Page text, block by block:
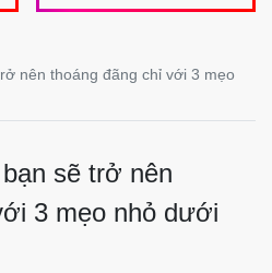
nên thoáng đãng chỉ với 3 mẹo
sẽ trở nên
3 mẹo nhỏ dưới